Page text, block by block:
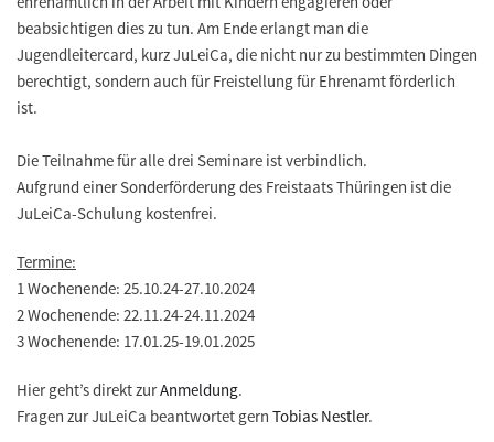
beabsichtigen dies zu tun. Am Ende erlangt man die
Jugendleitercard, kurz JuLeiCa, die nicht nur zu bestimmten Dingen
berechtigt, sondern auch für Freistellung für Ehrenamt förderlich
ist.
Die Teilnahme für alle drei Seminare ist verbindlich.
Aufgrund einer Sonderförderung des Freistaats Thüringen ist die
JuLeiCa-Schulung kostenfrei.
Termine:
1 Wochenende: 25.10.24-27.10.2024
2 Wochenende: 22.11.24-24.11.2024
3 Wochenende: 17.01.25-19.01.2025
Hier geht’s direkt zurAnmeldung.
Fragen zur JuLeiCa beantwortet gern Tobias Nestler.